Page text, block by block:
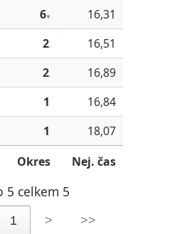
6
16,31
2
16,51
2
16,89
1
16,84
1
18,07
Okres Nej. čas
5 celkem 5
1 > >>